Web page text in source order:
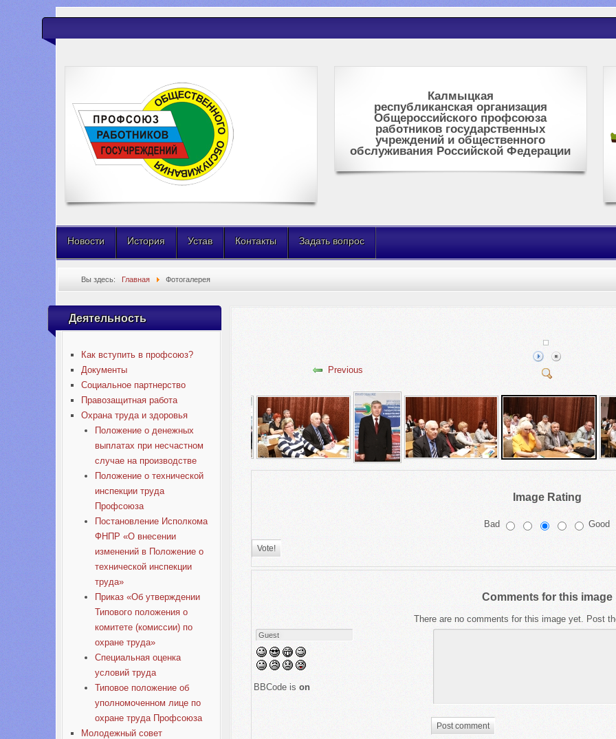
Калмыцкая
республиканская организация
Общероссийского профсоюза
работников государственных
учреждений и общественного
обслуживания Российской Федерации
Новости История Устав Контакты Задать вопрос
Вы здесь:Главная Фотогалерея
Деятельность
Как вступить в профсоюз?
Документы
Социальное партнерство
Правозащитная работа
Охрана труда и здоровья
Положение о денежных
выплатах при несчастном
случае на производстве
Положение о технической
инспекции труда
Профсоюза
Постановление Исполкома
ФНПР «О внесении
изменений в Положение о
технической инспекции
труда»
Приказ «Об утверждении
Типового положения о
комитете (комиссии) по
охране труда»
Специальная оценка
условий труда
Типовое положение об
уполномоченном лице по
охране труда Профсоюза
Молодежный совет
Previous
Image Rating
Bad Good
Comments for this image
There are no comments for this image yet. Post
BBCode ison